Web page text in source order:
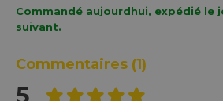
Commandé aujourdhui, expédié le
suivant.
Commentaires (1)